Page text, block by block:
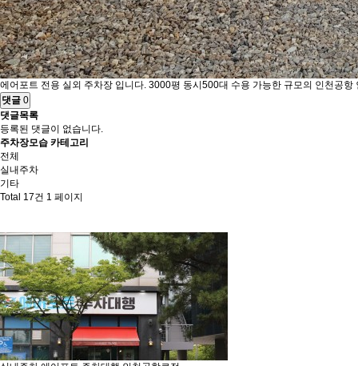
에어포트 전용 실외 주차장 입니다. 3000평 동시500대 수용 가능한 규모의 인천공항
댓글 0
댓글목록
등록된 댓글이 없습니다.
주차장모습 카테고리
전체
실내주차
기타
Total 17건 1 페이지